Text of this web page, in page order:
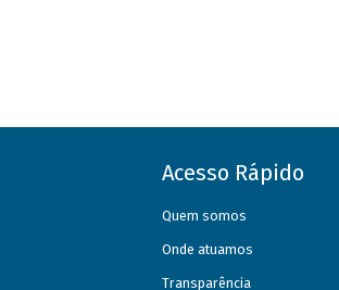
Acesso Rápido
Quem somos
Onde atuamos
Transparência